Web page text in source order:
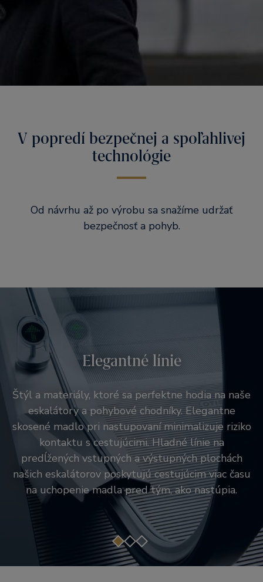
V popredí bezpečnej a spoľahlivej
technológie
Od návrhu až po výrobu sa snažíme udržať
bezpečnosť a pohyb.
Elegantné línie
Štýl a materiály, ktoré sa perfektne hodia na naše
eskalátory a pohybové chodníky. Elegantne
skosené madlo pri nastupovaní minimalizuje riziko
kontaktu s cestujúcimi. Hladné línie na
predĺžených vstupných a výstupných plochách
našich eskalátorov poskytujú cestujúcim viac času
na uchopenie madla pred tým, ako nastúpia.
Integrované osvetlenie
Energeticky úsporné LED diódy ponúkajú výber
farebného osvetlenia pre madlá, balustrády a
bočné panely. Osvetlenie smeru transportu dávajú
cestujúcim jemné smerovacie signály.
Architektonická flexibilita
Energeticky úsporné LED diódy ponúkajú výber
farebného osvetlenia pre madlá, balustrády a
bočné panely. Osvetlenie smeru transportu dávajú
cestujúcim jemné smerovacie signály.